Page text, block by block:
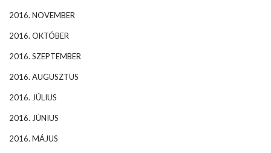
2016. NOVEMBER
2016. OKTÓBER
2016. SZEPTEMBER
2016. AUGUSZTUS
2016. JÚLIUS
2016. JÚNIUS
2016. MÁJUS